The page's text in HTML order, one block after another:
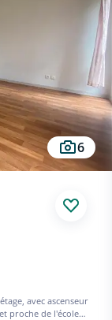
6
avec ascenseur
proche de l'école